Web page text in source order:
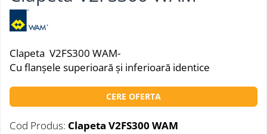
Clapeta V2FS300 WAM-
Cu flanşele superioară şi inferioară identice
CERE OFERTA
Cod Produs: Clapeta V2FS300 WAM